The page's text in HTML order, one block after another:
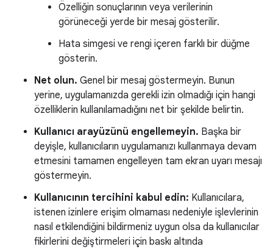
Özelliğin sonuçlarının veya verilerinin
görüneceği yerde bir mesaj gösterilir.
Hata simgesi ve rengi içeren farklı bir düğme
gösterin.
Net olun. Genel bir mesaj göstermeyin. Bunun
yerine, uygulamanızda gerekli izin olmadığı için hangi
özelliklerin kullanılamadığını net bir şekilde belirtin.
Kullanıcı arayüzünü engellemeyin. Başka bir
deyişle, kullanıcıların uygulamanızı kullanmaya devam
etmesini tamamen engelleyen tam ekran uyarı mesajı
göstermeyin.
Kullanıcının tercihini kabul edin: Kullanıcılara,
istenen izinlere erişim olmaması nedeniyle işlevlerinin
nasıl etkilendiğini bildirmeniz uygun olsa da kullanıcılar
fikirlerini değiştirmeleri için baskı altında